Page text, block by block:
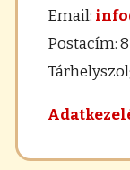
Email:
Postacím: